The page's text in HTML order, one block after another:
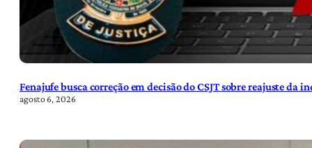
Fenajufe busca correção em decisão do CSJT sobre reajuste da
agosto 6, 2026